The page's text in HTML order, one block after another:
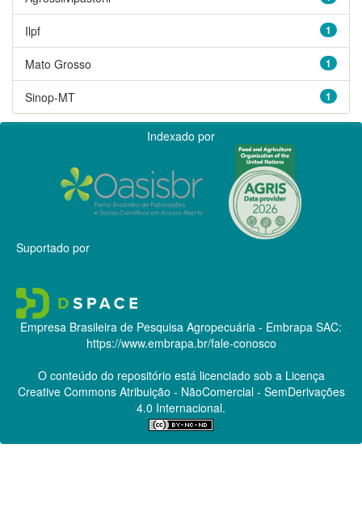
1
Ilpf
1
Mato Grosso
1
Sinop-MT
Indexado por
Suportado por
Empresa Brasileira de Pesquisa Agropecuária - Embrapa SAC:
https://www.embrapa.br/fale-conosco
O conteúdo do repositório está licenciado sob a Licença
Creative CommonsAtribuição - NãoComercial - SemDerivações
4.0 Internacional.